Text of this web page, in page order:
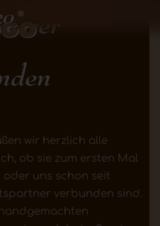
wir herzlich alle
ob sie zum ersten Mal
uns schon seit
verbunden sind.